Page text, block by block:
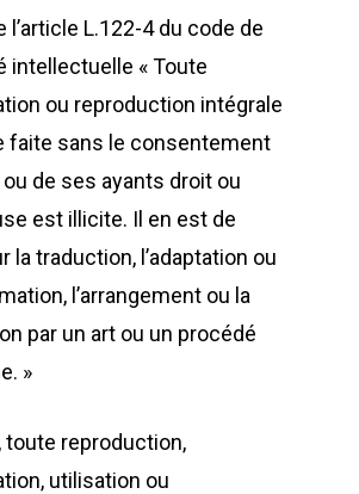
l’article L.122-4 du code de
intellectuelle « Toute
ou reproduction intégrale
faite sans le consentement
ou de ses ayants droit ou
est illicite. Il en est de
la traduction, l’adaptation ou
l’arrangement ou la
par un art ou un procédé
»
toute reproduction,
utilisation ou